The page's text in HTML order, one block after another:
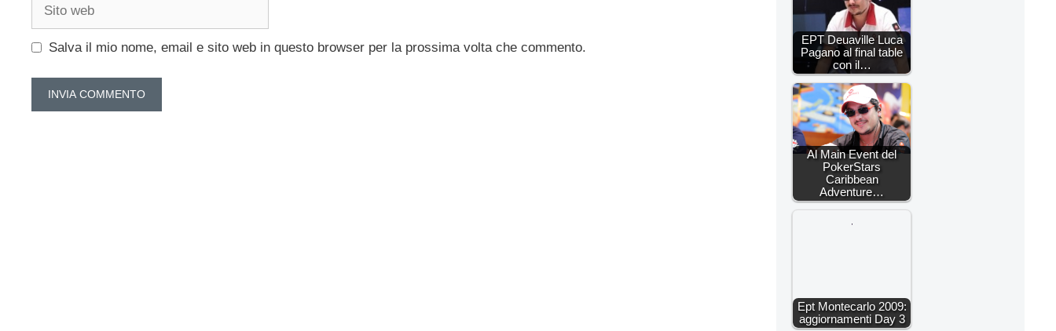
Salva il mio nome, email e sito web in questo browser per la prossima volta che commento.
EPT Deuaville Luca
Pagano al final table
con il…
Al Main Event del
PokerStars
Caribbean
Adventure…
Ept Montecarlo 2009:
aggiornamenti Day 3